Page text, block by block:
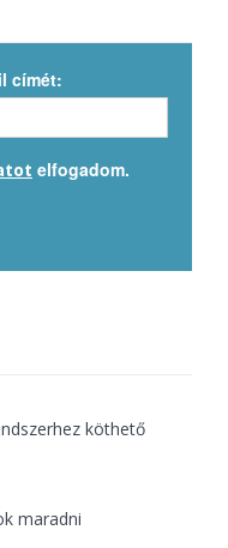
címét:
elfogadom.
köthető
maradni